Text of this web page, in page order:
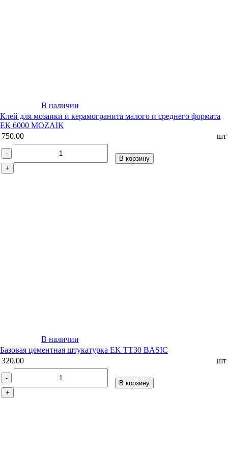
В наличии
Клей для мозаики и керамогранита малого и среднего формата
ЕК 6000 MOZAIK
750.00
шт
-
+
В корзину
В наличии
Базовая цементная штукатурка EK TT30 BASIC
320.00
шт
-
+
В корзину